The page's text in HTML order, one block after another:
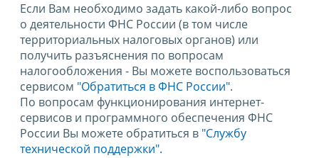
Если Вам необходимо задать какой-либо вопрос
о деятельности ФНС России (в том числе
территориальных налоговых органов) или
получить разъяснения по вопросам
налогообложения - Вы можете воспользоваться
сервисом "Обратиться в ФНС России".
По вопросам функционирования интернет-
сервисов и программного обеспечения ФНС
России Вы можете обратиться в "Службу
технической поддержки".